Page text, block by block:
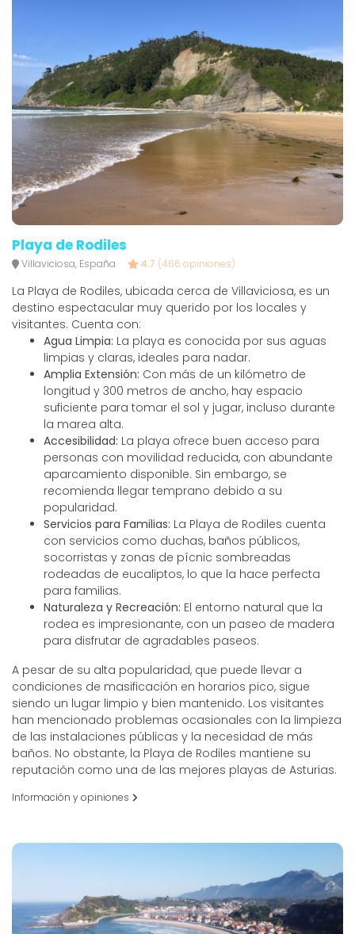
Playa de Rodiles
Villaviciosa, España 4.7 (466 opiniones)
La Playa de Rodiles, ubicada cerca de Villaviciosa, es un
destino espectacular muy querido por los locales y
visitantes. Cuenta con:
Agua Limpia: La playa es conocida por sus aguas
limpias y claras, ideales para nadar.
Amplia Extensión: Con más de un kilómetro de
longitud y 300 metros de ancho, hay espacio
suficiente para tomar el sol y jugar, incluso durante
la marea alta.
Accesibilidad: La playa ofrece buen acceso para
personas con movilidad reducida, con abundante
aparcamiento disponible. Sin embargo, se
recomienda llegar temprano debido a su
popularidad.
Servicios para Familias: La Playa de Rodiles cuenta
con servicios como duchas, baños públicos,
socorristas y zonas de pícnic sombreadas
rodeadas de eucaliptos, lo que la hace perfecta
para familias.
Naturaleza y Recreación: El entorno natural que la
rodea es impresionante, con un paseo de madera
para disfrutar de agradables paseos.
A pesar de su alta popularidad, que puede llevar a
condiciones de masificación en horarios pico, sigue
siendo un lugar limpio y bien mantenido. Los visitantes
han mencionado problemas ocasionales con la limpieza
de las instalaciones públicas y la necesidad de más
baños. No obstante, la Playa de Rodiles mantiene su
reputación como una de las mejores playas de Asturias.
Información y opiniones